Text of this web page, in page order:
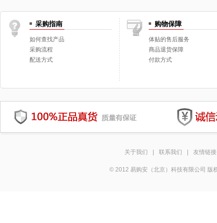
采购指南
如何查找产品
采购流程
配送方式
购物保障
体贴的售后服务
商品退货保障
付款方式
关于我们 联系我们 友情链接
© 2012 易购安（北京）科技有限公司 版